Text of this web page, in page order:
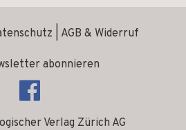
Verlag Zürich AG
AGB & Widerruf
abonnieren